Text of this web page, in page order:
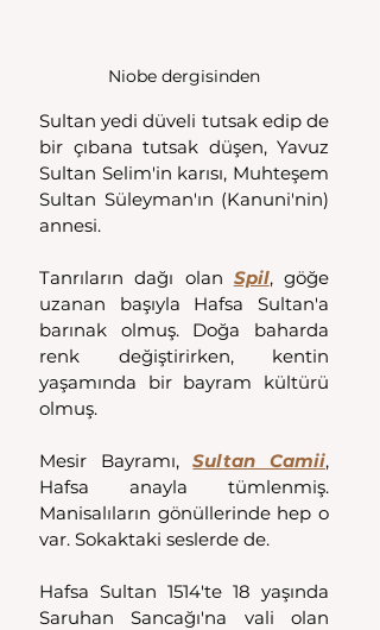
Niobe dergisinden
Sultan yedi düveli tutsak edip de
bir çıbana tutsak düşen, Yavuz
Sultan Selim'in karısı, Muhteşem
Sultan Süleyman'ın (Kanuni'nin)
annesi.
Tanrıların dağı olan Spil, göğe
uzanan başıyla Hafsa Sultan'a
barınak olmuş. Doğa baharda
renk değiştirirken, kentin
yaşamında bir bayram kültürü
olmuş.
Mesir Bayramı, Sultan Camii,
Hafsa anayla tümlenmiş.
Manisalıların gönüllerinde hep o
var. Sokaktaki seslerde de.
Hafsa Sultan 1514'te 18 yaşında
Saruhan Sancağı'na vali olan